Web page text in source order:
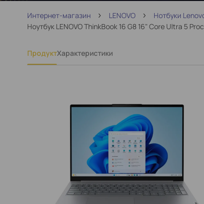
Интернет-магазин LENOVO Нотбуки
Ноутбук LENOVO ThinkBook 16 G8 16" Core Ultra 5
ПродуктХарактеристики